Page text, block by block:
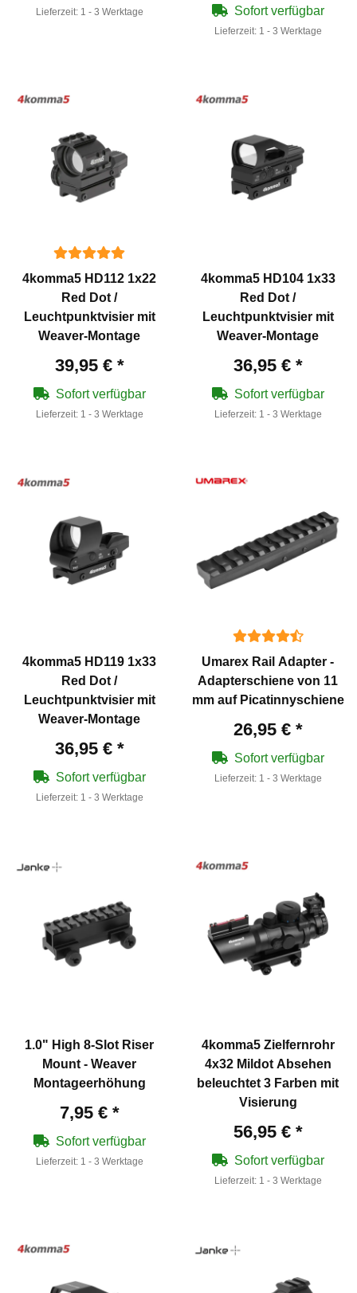
Lieferzeit: 1 - 3 Werktage Sofort verfügbar
Lieferzeit: 1 - 3 Werktage
4komma5 HD112 1x22
Red Dot /
Leuchtpunktvisier mit
Weaver-Montage
39,95 € *
Sofort verfügbar
Lieferzeit: 1 - 3 Werktage
4komma5 HD104 1x33
Red Dot /
Leuchtpunktvisier mit
Weaver-Montage
36,95 € *
Sofort verfügbar
Lieferzeit: 1 - 3 Werktage
4komma5 HD119 1x33
Red Dot /
Leuchtpunktvisier mit
Weaver-Montage
36,95 € *
Sofort verfügbar
Lieferzeit: 1 - 3 Werktage
Umarex Rail Adapter -
Adapterschiene von 11
mm auf Picatinnyschiene
26,95 € *
Sofort verfügbar
Lieferzeit: 1 - 3 Werktage
1.0" High 8-Slot Riser
Mount - Weaver
Montageerhöhung
7,95 € *
Sofort verfügbar
Lieferzeit: 1 - 3 Werktage
4komma5 Zielfernrohr
4x32 Mildot Absehen
beleuchtet 3 Farben mit
Visierung
56,95 € *
Sofort verfügbar
Lieferzeit: 1 - 3 Werktage